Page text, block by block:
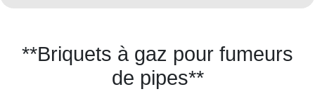
**Briquets à gaz pour fumeurs
de pipes**